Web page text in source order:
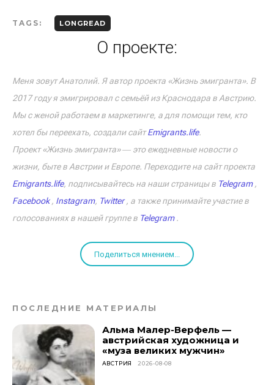
TAGS: LONGREAD
О проекте:
Меня зовут Анатолий. Я автор проекта «Жизнь эмигранта». В
2017 году я эмигрировал с семьёй из Краснодара в Австрию.
Мы с женой работаем в маркетинге, а для помощи тем, кто
хотел бы переехать, создали сайтEmigrants.life.
Проект «Жизнь эмигранта» ― это ежедневные новости о
жизни, быте в Австрии и Европе. Переходите на сайт проекта
Emigrants.life, подписывайтесь на наши страницы в Telegram,
Facebook, Instagram, Twitter, а также принимайте участие в
голосованиях в нашей группе в Telegram.
Поделиться мнением...
ПОСЛЕДНИЕ МАТЕРИАЛЫ
Альма Малер-Верфель —
австрийская художница и
«муза великих мужчин»
АВСТРИЯ 2026-08-08